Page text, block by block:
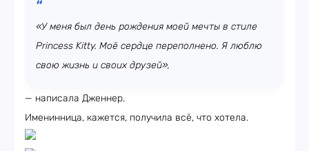
«У меня был день рождения моей мечты в стиле
Princess Kitty. Моё сердце переполнено. Я люблю
свою жизнь и своих друзей»,
— написала Дженнер.
Именинница, кажется, получила всё, что хотела.